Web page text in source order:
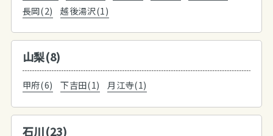
長岡(2)
越後湯沢(1)
山梨(8)
甲府(6) 下吉田(1) 月江寺(1)
石川(23)